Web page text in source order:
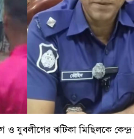
যুবলীগের ঝটিকা মিছিলকে কেন্দ্র